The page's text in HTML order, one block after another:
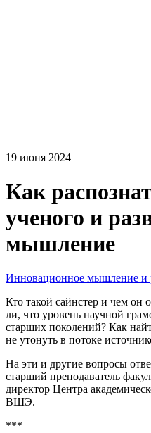
19 июня 2024
Как
ученого и
мышление
Инновационное мышление и
Кто такой сайнстер и чем он
ли, что уровень научной
старших поколений? Как
не утонуть в потоке
На эти и другие вопросы
старший преподаватель
директор Центра
ВШЭ.
***